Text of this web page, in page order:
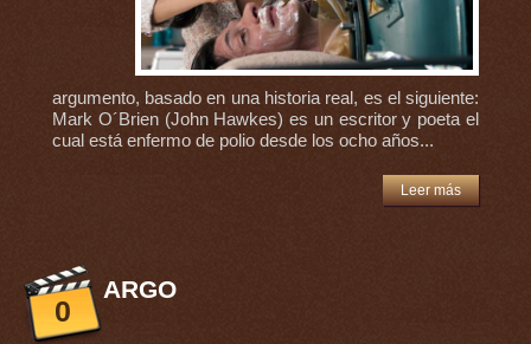
argumento, basado en una historia real, es el siguiente:
Mark O´Brien (John Hawkes) es un escritor y poeta el
cual está enfermo de polio desde los ocho años...
Leer más
0
ARGO